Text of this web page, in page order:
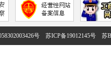
号 苏ICP备19012145号 苏